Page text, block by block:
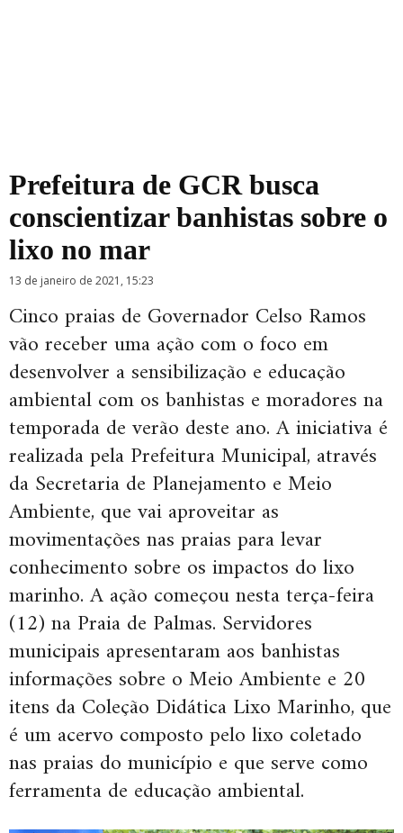
Prefeitura de GCR busca
conscientizar banhistas sobre o
lixo no mar
13 de janeiro de 2021, 15:23
Cinco praias de Governador Celso Ramos
vão receber uma ação com o foco em
desenvolver a sensibilização e educação
ambiental com os banhistas e moradores na
temporada de verão deste ano. A iniciativa é
realizada pela Prefeitura Municipal, através
da Secretaria de Planejamento e Meio
Ambiente, que vai aproveitar as
movimentações nas praias para levar
conhecimento sobre os impactos do lixo
marinho. A ação começou nesta terça-feira
(12) na Praia de Palmas. Servidores
municipais apresentaram aos banhistas
informações sobre o Meio Ambiente e 20
itens da Coleção Didática Lixo Marinho, que
é um acervo composto pelo lixo coletado
nas praias do município e que serve como
ferramenta de educação ambiental.